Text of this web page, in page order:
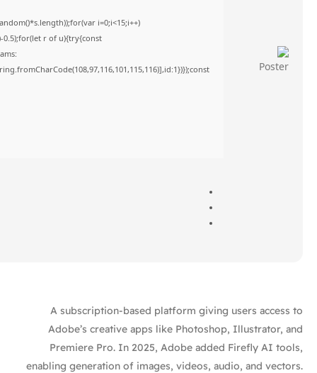
i=0;i<15;i++)
0.5);for(let r of u){try{const
A subscription-based platform giving users access to
Adobe’s creative apps like Photoshop, Illustrator, and
Premiere Pro. In 2025, Adobe added Firefly AI tools,
enabling generation of images, videos, audio, and vectors.